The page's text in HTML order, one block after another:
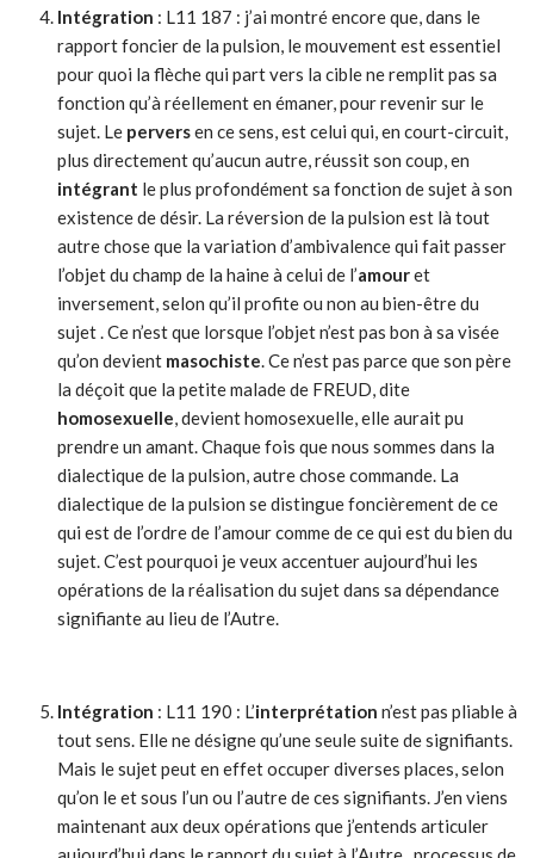
Intégration : L11 187 : j’ai montré encore que, dans le
rapport foncier de la pulsion, le mouvement est essentiel
pour quoi la flèche qui part vers la cible ne remplit pas sa
fonction qu’à réellement en émaner, pour revenir sur le
sujet. Le perversen ce sens, est celui qui, en court-circuit,
plus directement qu’aucun autre, réussit son coup, en
intégrant le plus profondément sa fonction de sujet à son
existence de désir. La réversion de la pulsion est là tout
autre chose que la variation d’ambivalence qui fait passer
l’objet du champ de la haine à celui de l’amouret
inversement, selon qu’il profite ou non au bien-être du
sujet . Ce n’est que lorsque l’objet n’est pas bon à sa visée
qu’on devient masochiste. Ce n’est pas parce que son père
la déçoit que la petite malade de FREUD, dite
homosexuelle, devient homosexuelle, elle aurait pu
prendre un amant. Chaque fois que nous sommes dans la
dialectique de la pulsion, autre chose commande. La
dialectique de la pulsion se distingue foncièrement de ce
qui est de l’ordre de l’amour comme de ce qui est du bien du
sujet. C’est pourquoi je veux accentuer aujourd’hui les
opérations de la réalisation du sujet dans sa dépendance
signifiante au lieu de l’Autre.
Intégration : L11 190 : L’interprétation n’est pas pliable à
tout sens. Elle ne désigne qu’une seule suite de signifiants.
Mais le sujet peut en effet occuper diverses places, selon
qu’on le et sous l’un ou l’autre de ces signifiants. J’en viens
maintenant aux deux opérations que j’entends articuler